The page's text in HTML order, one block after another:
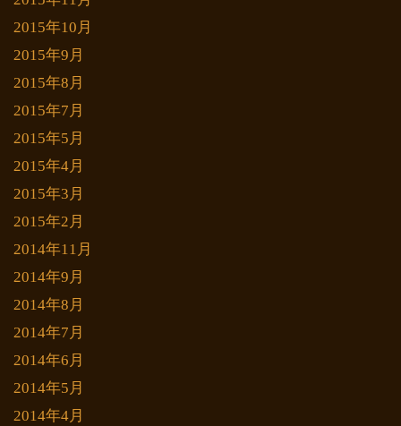
2015年10月
2015年9月
2015年8月
2015年7月
2015年5月
2015年4月
2015年3月
2015年2月
2014年11月
2014年9月
2014年8月
2014年7月
2014年6月
2014年5月
2014年4月